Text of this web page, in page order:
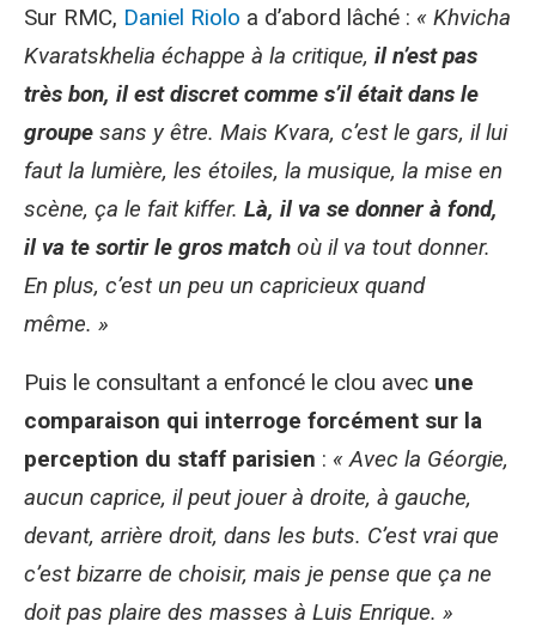
Sur RMC, Daniel Riolo a d’abord lâché : « Khvicha
Kvaratskhelia échappe à la critique, il n’est pas
très bon, il est discret comme s’il était dans le
groupe sans y être. Mais Kvara, c’est le gars, il lui
faut la lumière, les étoiles, la musique, la mise en
scène, ça le fait kiffer. Là, il va se donner à fond,
il va te sortir le gros match où il va tout donner.
En plus, c’est un peu un capricieux quand
même. »
Puis le consultant a enfoncé le clou avec une
comparaison qui interroge forcément sur la
perception du staff parisien : « Avec la Géorgie,
aucun caprice, il peut jouer à droite, à gauche,
devant, arrière droit, dans les buts. C’est vrai que
c’est bizarre de choisir, mais je pense que ça ne
doit pas plaire des masses à Luis Enrique. »